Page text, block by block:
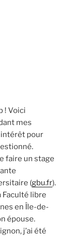
! Voici
mes
intérêt pour
faire un stage
(gbu.fr).
Faculté libre
en Île-de-
épouse.
j’ai été